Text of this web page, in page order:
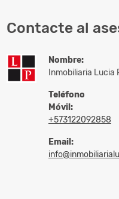
Contacte al
Nombre:
Inmobiliaria Lucia
Teléfono
Móvil:
+573122092858
Email: